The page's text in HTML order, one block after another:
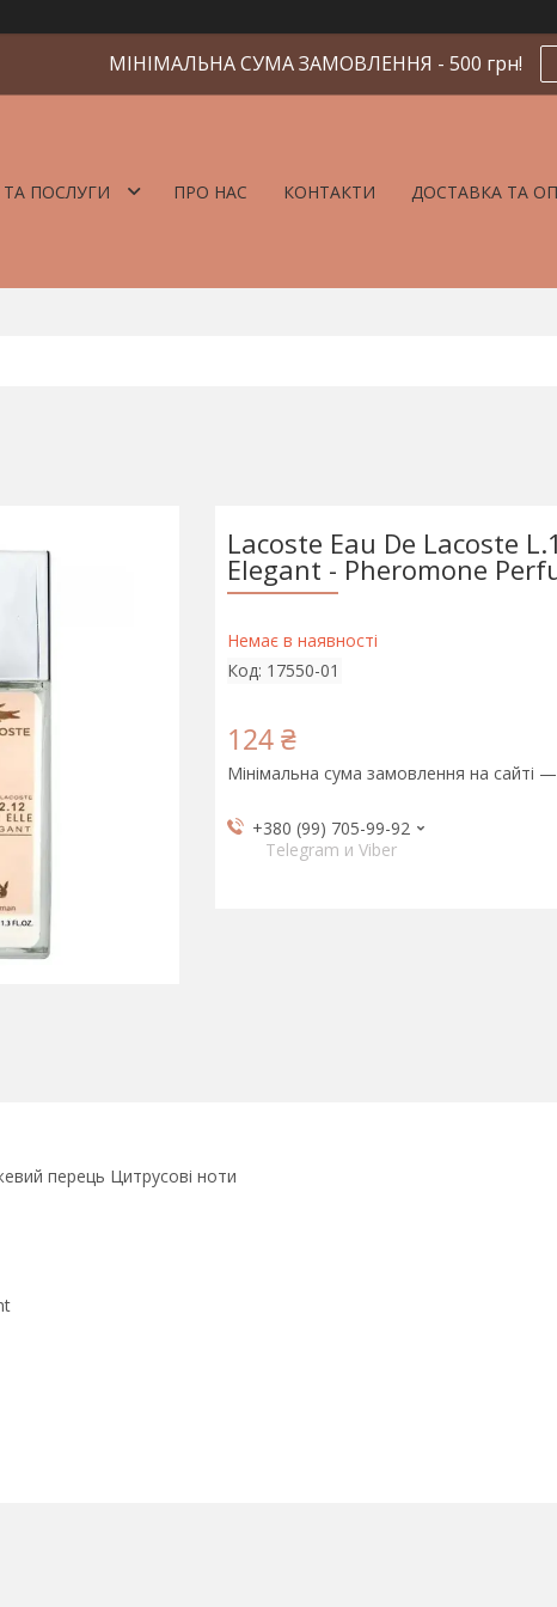
МІНІМАЛЬНА СУМА ЗАМОВЛЕННЯ - 500 грн!
ПОСЛУГИ ПРО НАС КОНТАКТИ ДОСТАВКА ТА
Lacoste Eau De Lacoste
Elegant - Pheromone
Немає в наявності
Код: 17550-01
124 ₴
Мінімальна сума замовлення на сайті
+380 (99) 705-99-92
Telegram и Viber
перець Цитрусові ноти